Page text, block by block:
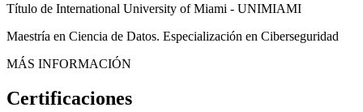
Título de International University of Miami - UNIMIAMI
Maestría en Ciencia de Datos. Especialización en Ciberseguridad
MÁS INFORMACIÓN
Certificaciones